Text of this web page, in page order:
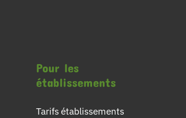
Pour les
établissements
Tarifs établissements